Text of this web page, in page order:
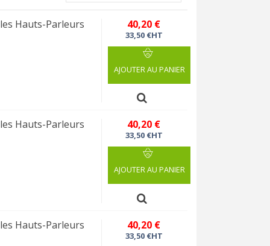
Hauts-Parleurs
40,20 €
33,50 €HT
AJOUTER AU PANIER
Hauts-Parleurs
40,20 €
33,50 €HT
AJOUTER AU PANIER
Hauts-Parleurs
40,20 €
33,50 €HT